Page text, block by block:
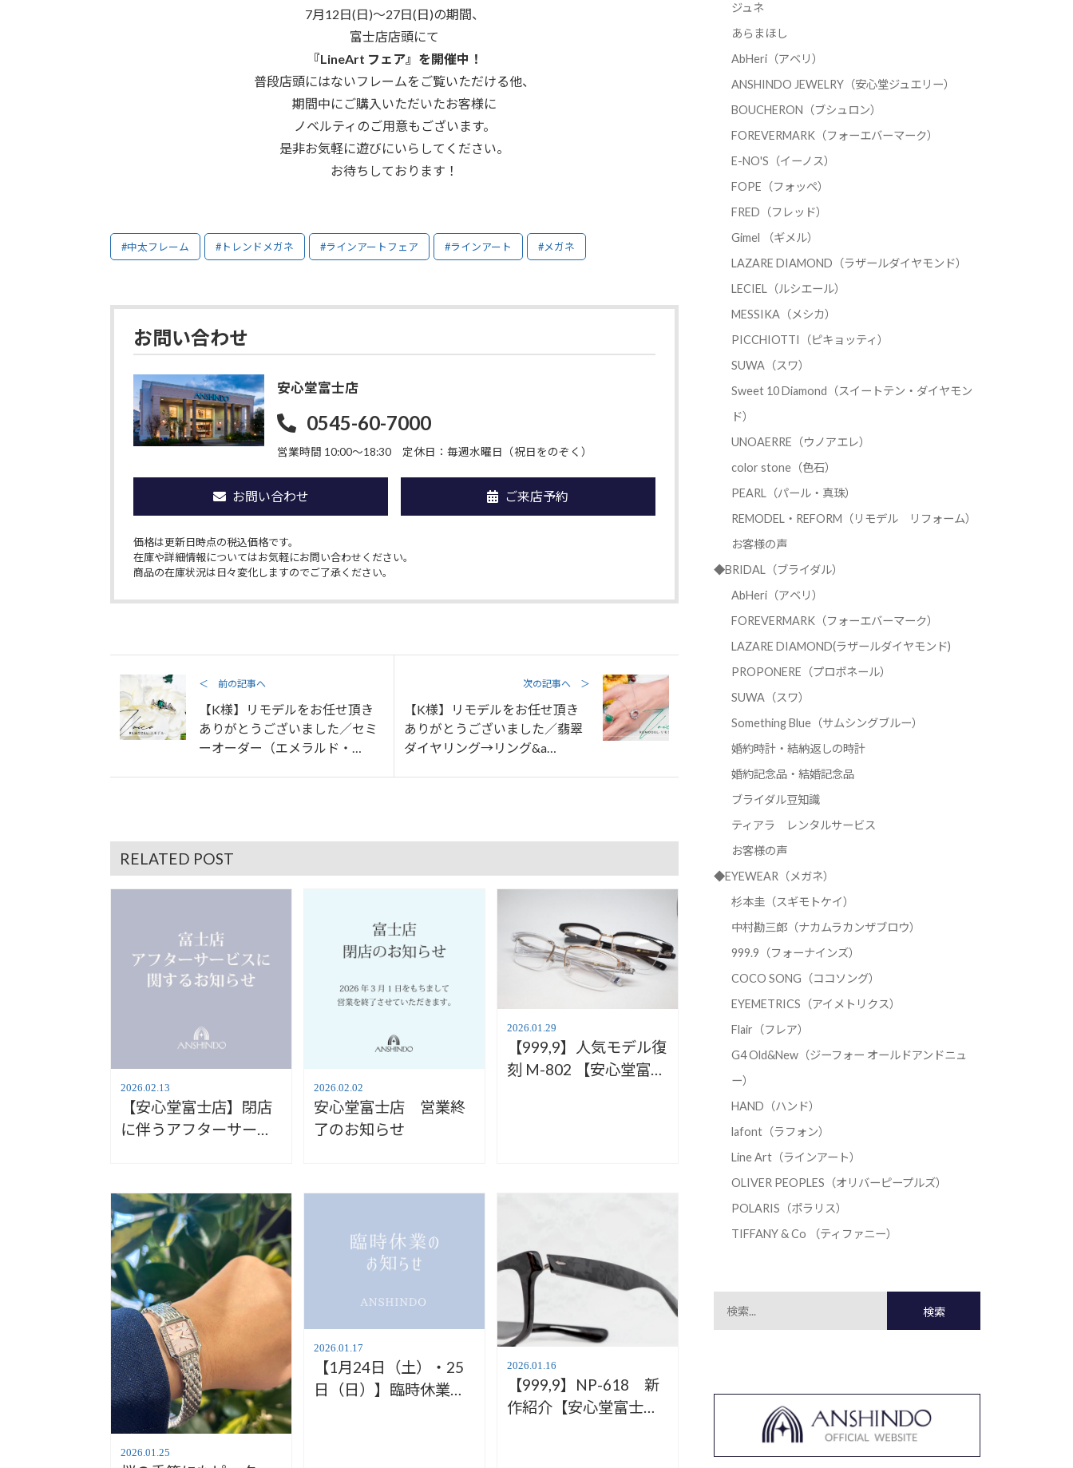
7月12日(日)～27日(日)の期間、
富士店店頭にて
『LineArt フェア』を開催中！
普段店頭にはないフレームをご覧いただける他、
期間中にご購入いただいたお客様に
ノベルティのご用意もございます。
是非お気軽に遊びにいらしてください。
お待ちしております！
#中太フレーム #トレンドメガネ #ラインアートフェア #ラインアート #メガネ
お問い合わせ
安心堂富士店
0545-60-7000
営業時間 10:00〜18:30 定休日：毎週水曜日（祝日をのぞく）
お問い合わせ ご来店予約
価格は更新日時点の税込価格です。
在庫や詳細情報についてはお気軽にお問い合わせください。
商品の在庫状況は日々変化しますのでご了承ください。
＜ 前の記事へ
【K様】リモデルをお任せ頂き
ありがとうございました／セミ
ーオーダー（エメラルド・…
次の記事へ ＞
【K様】リモデルをお任せ頂き
ありがとうございました／翡翠
ダイヤリング→リング&a…
RELATED POST
2026.02.13
【安心堂富士店】閉店
に伴うアフターサービ
2026.02.02
安心堂富士店 営業終
了のお知らせ
2026.01.29
【999,9】人気モデル復
刻 M-802 【安心堂富士
2026.01.25
2026.01.17
【1月24日（土）・25
日（日）】臨時休業の
2026.01.16
【999,9】NP-618 新
作紹介【安心堂富士
ジュネ
あらまほし
AbHeri（アベリ）
ANSHINDO JEWELRY（安心堂ジュエリー）
BOUCHERON（ブシュロン）
FOREVERMARK（フォーエバーマーク）
E-NO'S（イーノス）
FOPE（フォッペ）
FRED（フレッド）
Gimel （ギメル）
LAZARE DIAMOND（ラザールダイヤモンド）
LECIEL（ルシエール）
MESSIKA（メシカ）
PICCHIOTTI（ピキョッティ）
SUWA（スワ）
Sweet 10 Diamond（スイートテン・ダイヤモン
ド）
UNOAERRE（ウノアエレ）
color stone（色石）
PEARL（パール・真珠）
REMODEL・REFORM（リモデル リフォーム）
お客様の声
◆BRIDAL（ブライダル）
AbHeri（アベリ）
FOREVERMARK（フォーエバーマーク）
LAZARE DIAMOND(ラザールダイヤモンド)
PROPONERE（プロポネール）
SUWA（スワ）
Something Blue（サムシングブルー）
婚約時計・結納返しの時計
婚約記念品・結婚記念品
ブライダル豆知識
ティアラ レンタルサービス
お客様の声
◆EYEWEAR（メガネ）
杉本圭（スギモトケイ）
中村勘三郎（ナカムラカンザブロウ）
999.9（フォーナインズ）
COCO SONG（ココソング）
EYEMETRICS（アイメトリクス）
Flair（フレア）
G4 Old&New（ジーフォー オールドアンドニュ
ー）
HAND（ハンド）
lafont（ラフォン）
Line Art（ラインアート）
OLIVER PEOPLES（オリバーピープルズ）
POLARIS（ポラリス）
TIFFANY & Co （ティファニー）